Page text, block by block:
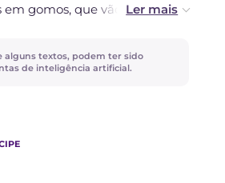
gomos, que vão absorver
por dentro.
alguns textos, podem ter sido
de inteligência artificial.